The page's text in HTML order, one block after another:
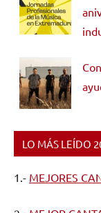
LO MÁS LEÍDO
1.- MEJORES